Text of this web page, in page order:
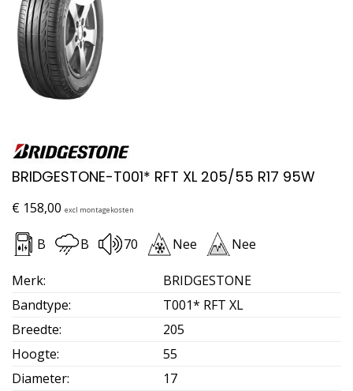
BRIDGESTONE-T001* RFT XL 205/55 R17 95W
€ 158,00 excl montagekosten
B B 70 Nee Nee
Merk:
BRIDGESTONE
Bandtype:
T001* RFT XL
Breedte:
205
Hoogte:
55
Diameter:
17